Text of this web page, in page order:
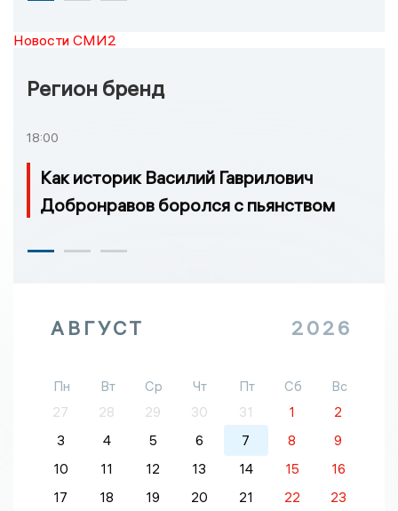
Новости СМИ2
Регион бренд
18:00
Как историк Василий Гаврилович
Добронравов боролся с пьянством
АВГУСТ 2026
Пн Вт Ср Чт Пт Сб
Вс
27
28 29 30 31 1
2
3
4 5 6 7 8
9
10
11 12 13 14 15
16
17
18 19 20 21 22
23